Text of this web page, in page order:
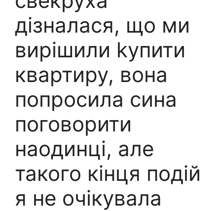
дізналася, що ми
вирішили kупити
квартиру, вона
попросила сина
поговорити
наодинці, але
такого кінця подій
я не очікувала